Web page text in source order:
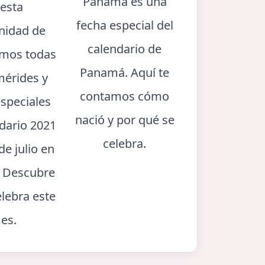
de
todas
y
2021
julio en
este
fecha especial del
calendario de
Panamá. Aquí te
contamos cómo
nació y por qué se
celebra.